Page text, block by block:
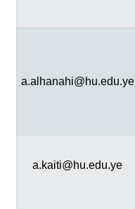
a.alhanahi@hu.edu.ye
a.kaiti@hu.edu.ye